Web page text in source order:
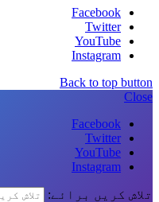
Facebook
Twitter
YouTube
Instagram
Back to top button
Close
Facebook
Twitter
YouTube
Instagram
تلاش کریں برائے: